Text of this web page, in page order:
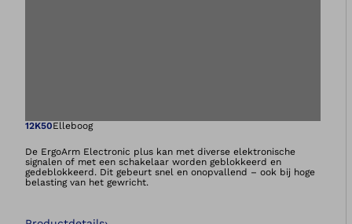
Opent de
12K50Elleboog
De ErgoArm Electronic plus kan met diverse elektronische
signalen of met een schakelaar worden geblokkeerd en
gedeblokkeerd. Dit gebeurt snel en onopvallend – ook bij hoge
belasting van het gewricht.